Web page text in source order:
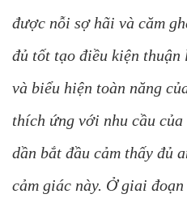
được nỗi sợ hãi và căm
đủ tốt tạo điều kiện
và biểu hiện toàn năng
thích ứng với nhu cầu
dần bắt đầu cảm thấy đủ
cảm giác này. Ở giai